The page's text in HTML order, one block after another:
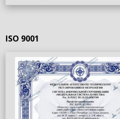
ISO 9001